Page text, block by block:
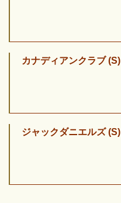
カナディアンクラブ (S)
ジャックダニエルズ (S)